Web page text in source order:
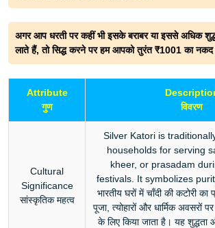
अगर आप धरती पर कहीं भी इसके बराबर या इससे अधिक
लाते हैं, तो सिद्ध करने पर हम आपको तुरंत ₹1001 का नकद
Attribute
गुण
विवरण
Cultural
Significance
सांस्कृतिक महत्व
Silver Katori is
households for serving
kheer, or prasadam
festivals. It symbolizes
भारतीय घरों में चाँदी की कटोरी
पूजा, त्योहारों और धार्मिक अवसरों
के लिए किया जाता है। यह शुद्धता